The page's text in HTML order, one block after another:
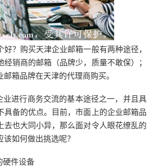
好？购买天津企业邮箱一般有两种途径，
销商的邮箱（品牌少，质量不敢保）；
箱品牌在天津的代理商购买。
业进行商务交流的基本途径之一，并且具
具备的优点。目前，市面上的企业邮箱品
去也大同小异，那么面对令人眼花缭乱的
如何做出挑选呢？
硬件设备